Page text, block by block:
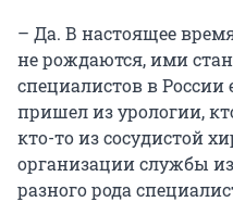
– Да. В настоящее
не рождаются, ими
специалистов в России
пришел из урологии,
кто-то из сосудистой
организации службы
разного рода